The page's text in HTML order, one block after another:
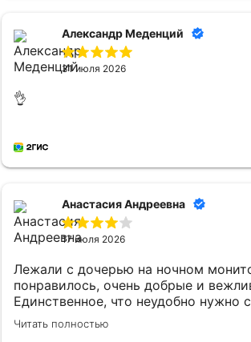
Александр Меденций
31 июля 2026
👌
Анастасия Андреевна
17 июля 2026
Лежали с дочерью на ночном
понравилось, очень добрые и
Единственное, что неудобно нужно
постельное белье и маленькому
кипяченую воду
Читать полностью